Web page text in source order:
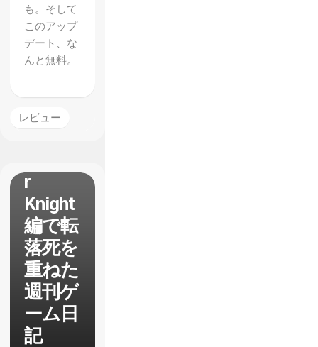
も。そして
このアップ
デート、な
んと無料。
レビュー
【Shov
el
Knight
】で新
作感あ
r
Knight
編で転
落死を
重ねた
週刊ゲ
ーム日
記